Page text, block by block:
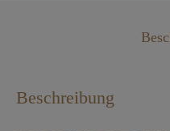
Beschreibung